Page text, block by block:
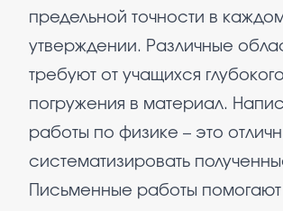
предельной точности в
утверждении. Различные
требуют от учащихся глубокого
погружения в материал.
работы по физике – это
систематизировать
Письменные работы помогают